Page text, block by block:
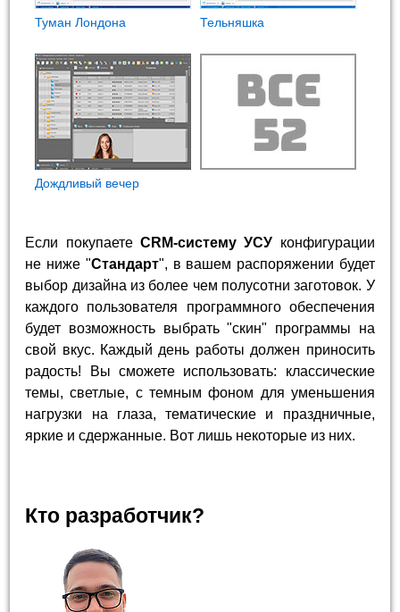
Туман Лондона Тельняшка
Дождливый вечер
Если покупаете CRM-систему УСУ конфигурации
не ниже "Стандарт", в вашем распоряжении будет
выбор дизайна из более чем полусотни заготовок. У
каждого пользователя программного обеспечения
будет возможность выбрать "скин" программы на
свой вкус. Каждый день работы должен приносить
радость! Вы сможете использовать: классические
темы, светлые, с темным фоном для уменьшения
нагрузки на глаза, тематические и праздничные,
яркие и сдержанные. Вот лишь некоторые из них.
Кто разработчик?